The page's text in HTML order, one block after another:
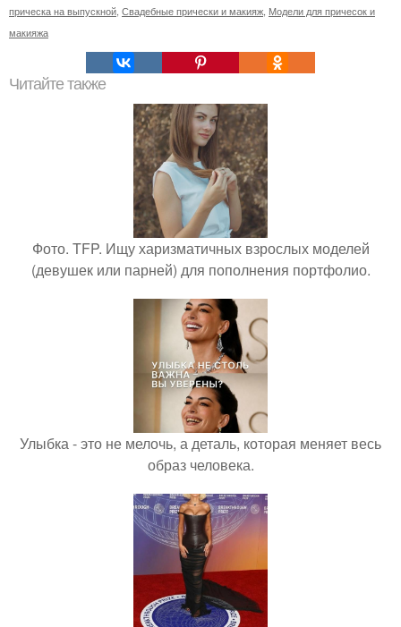
прическа на выпускной Свадебные прически и макияж Модели для причесок и
макияжа
Читайте также
Фото. TFP. Ищу харизматичных взрослых моделей
(девушек или парней) для пополнения портфолио.
Улыбка - это не мелочь, а деталь, которая меняет весь
образ человека.